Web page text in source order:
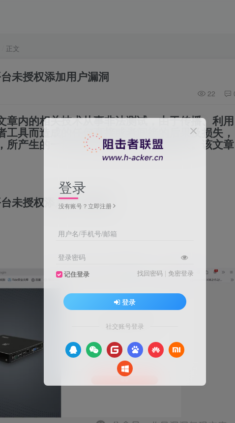
正文
未授权添加用户漏洞
22
章内的相关技术从事非法测试，由于传播、利用
工具而造成的任何直接或者间接的后果及损失，
所产生的一切不良后果与文章作者无关。该文章
未授权添加用户漏洞
登录
没有账号？立即注册
用户名/手机号/邮箱
登录密码
记住登录 找回密码 | 免密登录
登录
社交账号登录